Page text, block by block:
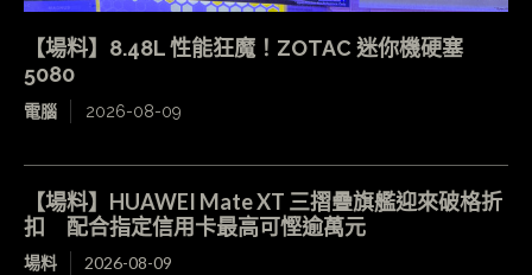
【場料】8.48L 性能狂魔！ZOTAC 迷你機硬塞
5080
電腦 2026-08-09
【場料】HUAWEI Mate XT 三摺疊旗艦迎來破格折
扣 配合指定信用卡最高可慳逾萬元
場料 2026-08-09